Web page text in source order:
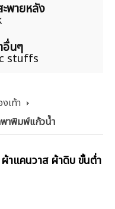
ะพายหลัง
อื่นๆ
stuffs
งเท้า
พาพิมพ์แก้วน้ำ
ผ้าแคนวาส ผ้าดิบ ขั้นต่ำ